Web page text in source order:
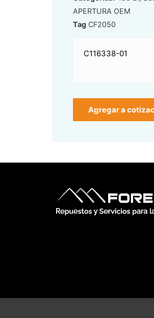
APERTURA OEM
Tag CF2050
C116338-01
Agregar a